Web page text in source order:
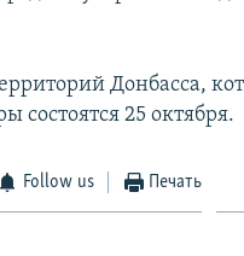
Донбасса,
состоятся 25 октября.
Follow us Печать